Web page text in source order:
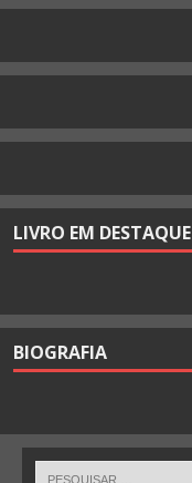
LIVRO EM DESTAQUE
BIOGRAFIA